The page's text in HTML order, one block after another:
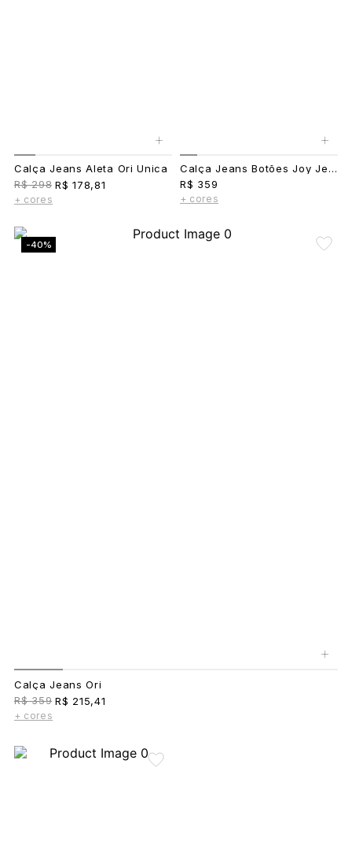
+
Calça Jeans Aleta Ori Unica
R$ 298 R$ 178,81
+ cores
+
Calça Jeans Botões Joy Jeans
R$ 359
+ cores
-40%
+
Calça Jeans Ori
R$ 359 R$ 215,41
+ cores